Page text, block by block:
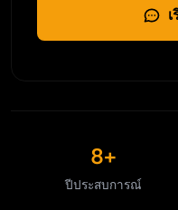
8+
ปีประสบการณ์